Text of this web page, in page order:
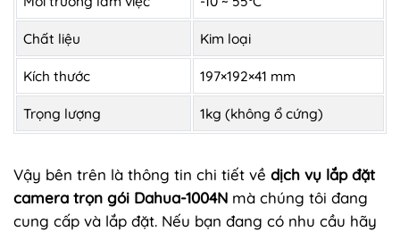
Chất liệu Kim loại
Kích thước 197×192×41 mm
Trọng lượng 1kg (không ổ cứng)
Vậy bên trên là thông tin chi tiết về dịch vụ lắp đặt
camera trọn gói Dahua-1004N mà chúng tôi đang
cung cấp và lắp đặt. Nếu bạn đang có nhu cầu hãy